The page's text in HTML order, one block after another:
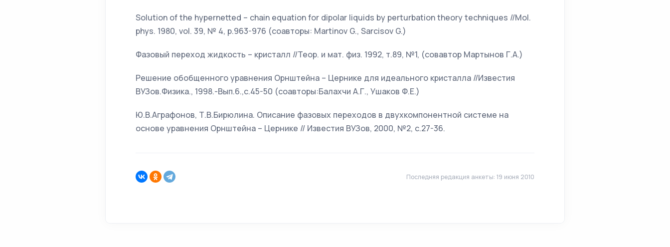
Solution of the hypernetted – chain equation for dipolar liquids by perturbation theory techniques //Mol.
phys. 1980, vol. 39, № 4, p.963-976 (соавторы: Martinov G., Sarcisov G.)
Фазовый переход жидкость – кристалл //Теор. и мат. физ. 1992, т.89, №1, (совавтор Мартынов Г.А.)
Решение обобщенного уравнения Орнштейна – Цернике для идеального кристалла //Известия
ВУЗов.Физика., 1998.-Вып.6.,с.45-50 (соавторы:Балахчи А.Г., Ушаков Ф.Е.)
Ю.В.Аграфонов, Т.В.Бирюлина. Описание фазовых переходов в двухкомпонентной системе на
основе уравнения Орнштейна – Цернике // Известия ВУЗов, 2000, №2, с.27-36.
Последняя редакция анкеты: 19 июня 2010